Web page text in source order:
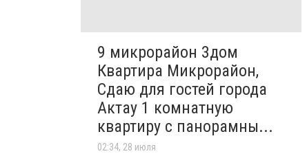
9 микрорайон 3дом
Квартира Микрорайон,
Сдаю для гостей города
Актау 1 комнатную
квартиру с панорамны...
02:34, 28 июля